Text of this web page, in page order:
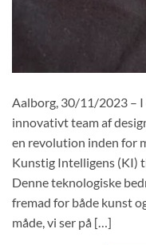
Aalborg, 30/11/2023 –
innovativt team af
en revolution inden for
Kunstig Intelligens (KI)
Denne teknologiske
fremad for både kunst
måde, vi ser på […]